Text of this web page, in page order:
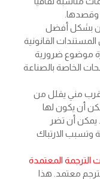
وقصدها.
بشكل أفضل
القانونية
موضوع ضرورية
الخاصة بالصناعة
مني يقلل من
أن يكون لها
يمكن أن تضر
وتسبب الارتباك
الترجمة المعتمدة
معتمد. هذا